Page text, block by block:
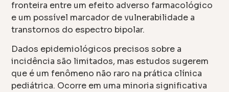
fronteira entre um efeito adverso farmacológico
e um possível marcador de vulnerabilidade a
transtornos do espectro bipolar.
Dados epidemiológicos precisos sobre a
incidência são limitados, mas estudos sugerem
que é um fenômeno não raro na prática clínica
pediátrica. Ocorre em uma minoria significativa